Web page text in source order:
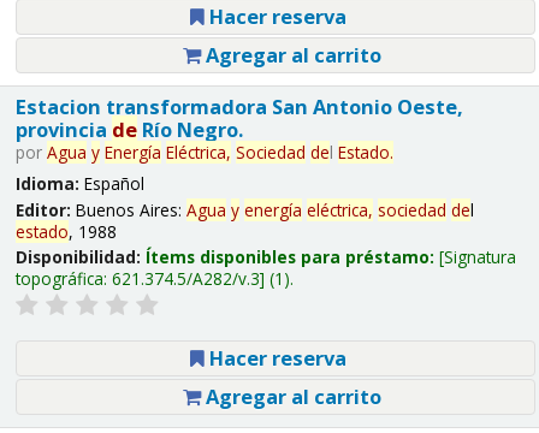
Hacer reserva
Agregar al carrito
Estacion transformadora San Antonio Oeste,
provincia deRío Negro.
por Agua y Energía Eléctrica, Sociedad del Estado.
Idioma: Español
Editor: Buenos Aires: Agua y energía eléctrica, sociedad del
estado, 1988
Disponibilidad: Ítems disponibles para préstamo: Signatura
topográfica: 621.374.5/A282/v.3 (1).
Hacer reserva
Agregar al carrito